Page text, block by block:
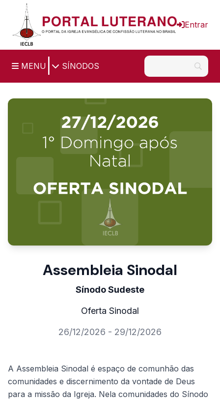
Ir para o conteúdo principal
Entrar
MENU SÍNODOS
Assembleia Sinodal
Sínodo Sudeste
Oferta Sinodal
26/12/2026 - 29/12/2026
A Assembleia Sinodal é espaço de comunhão das
comunidades e discernimento da vontade de Deus
para a missão da Igreja. Nela comunidades do Sínodo